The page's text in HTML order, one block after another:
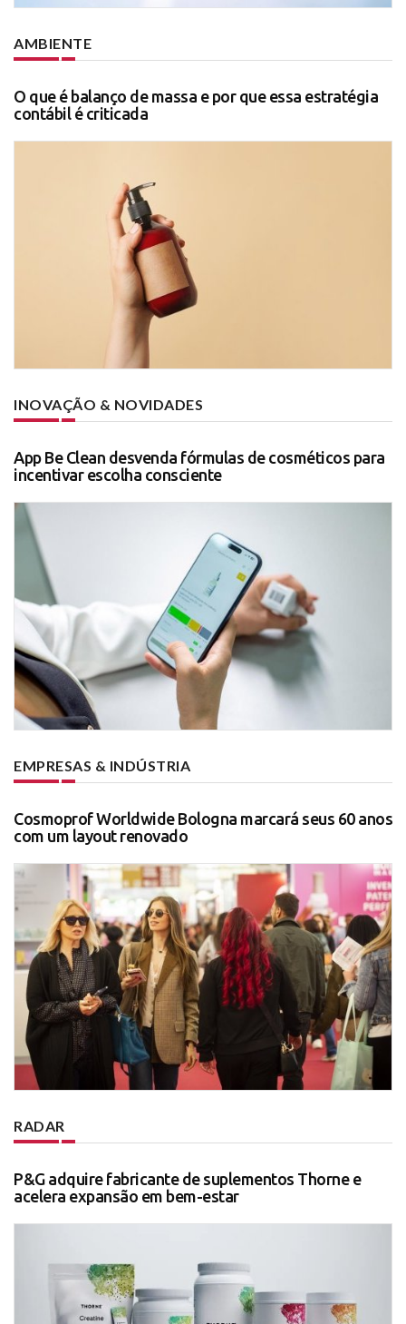
AMBIENTE
O que é balanço de massa e por que essa estratégia
contábil é criticada
INOVAÇÃO & NOVIDADES
App Be Clean desvenda fórmulas de cosméticos para
incentivar escolha consciente
EMPRESAS & INDÚSTRIA
Cosmoprof Worldwide Bologna marcará seus 60 anos
com um layout renovado
RADAR
P&G adquire fabricante de suplementos Thorne e
acelera expansão em bem-estar